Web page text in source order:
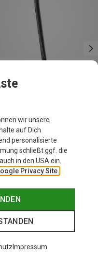
Eispickel
128.95
wir unsere
auf Dich
personalisierte
schließt ggf. die
in den USA ein.
Privacy Site.
Impressum